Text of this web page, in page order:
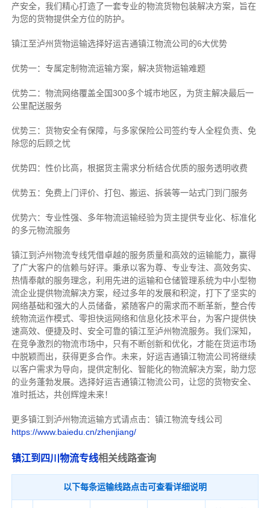
产安全，我们精心打造了一套专业的物流货物包装解决方案，旨在
为您的货物提供全方位的防护。
镇江至泸州货物运输选择好运吉通镇江物流公司的6大优势
优势一：专属定制物流运输方案，解决货物运输难题
优势二：物流网络覆盖全国300多个城市地区，为货主解决最后一
公里配送服务
优势三：货物安全有保障，与多家保险公司签约专人全程负责、免
除您的后顾之忧
优势四：性价比高，根据货主需求分析结合优质的服务透明收费
优势五：免费上门评价、打包、搬运、拆装等一站式门到门服务
优势六：专业性强、多年物流运输经验为货主提供专业化、标准化
的多元物流服务
镇江到泸州物流专线凭借卓越的服务质量和高效的运输能力，赢得
了广大客户的信赖与好评。 秉承以客为尊、专业专注、高效务实、
热情奉献的服务理念，利用先进的运输和仓储管理系统为中小型物
流企业提供物流解决方案，经过多年的发展和积淀，打下了坚实的
网络基础和强大的人员储备，紧随客户的需求而不断革新，整合传
统物流运作模式、零担快运网络和信息化技术平台，为客户提供快
速高效、便捷及时、安全可靠的镇江至泸州物流服务。 我们深知，
在竞争激烈的物流市场中，只有不断创新和优化，才能在货运市场
中脱颖而出，获得更多合作。 未来，好运吉通镇江物流公司将继续
以客户需求为导向，提供定制化、智能化的物流解决方案，助力您
的业务蓬勃发展。选择好运吉通镇江物流公司，让您的货物安全、
准时抵达，共创辉煌未来！
更多镇江到泸州物流运输方式请点击：镇江物流专线公司
https://www.baiedu.cn/zhenjiang/
镇江到四川物流专线相关线路查询
以下每条运输线路点击可查看详细说明